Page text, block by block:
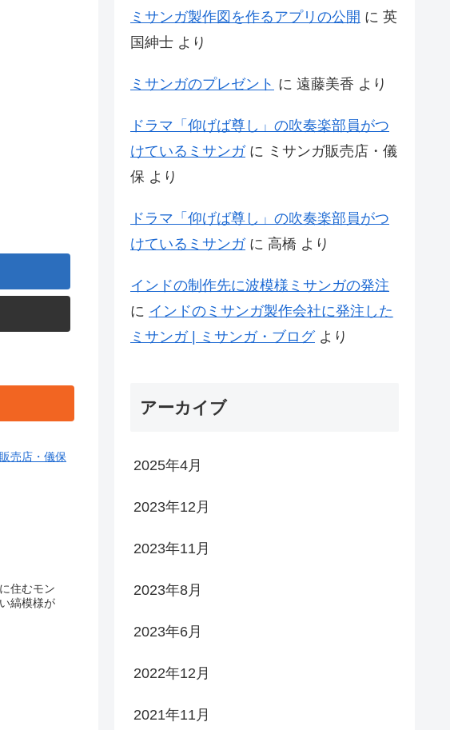
売店・儀保
住むモン
縞模様が
ミサンガ製作図を作るアプリの公開 に 英
国紳士 より
ミサンガのプレゼント に 遠藤美香 より
ドラマ「仰げば尊し」の吹奏楽部員がつ
けているミサンガに ミサンガ販売店・儀
保 より
ドラマ「仰げば尊し」の吹奏楽部員がつ
けているミサンガに 高橋 より
インドの制作先に波模様ミサンガの発注
に インドのミサンガ製作会社に発注した
ミサンガ | ミサンガ・ブログより
アーカイブ
2025年4月
2023年12月
2023年11月
2023年8月
2023年6月
2022年12月
2021年11月